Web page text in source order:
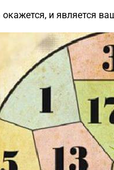
и является